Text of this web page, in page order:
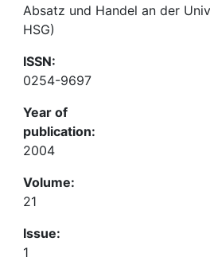
Absatz und Handel an der
HSG)
ISSN:
0254-9697
Year of
publication:
2004
Volume:
21
Issue:
1